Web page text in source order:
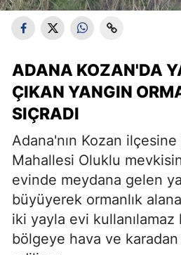
ADANA KOZAN'DA
ÇIKAN YANGIN
SIÇRADI
Adana'nın Kozan ilçesine
Mahallesi Oluklu
evinde meydana gelen
büyüyerek ormanlık alana
iki yayla evi
bölgeye hava ve